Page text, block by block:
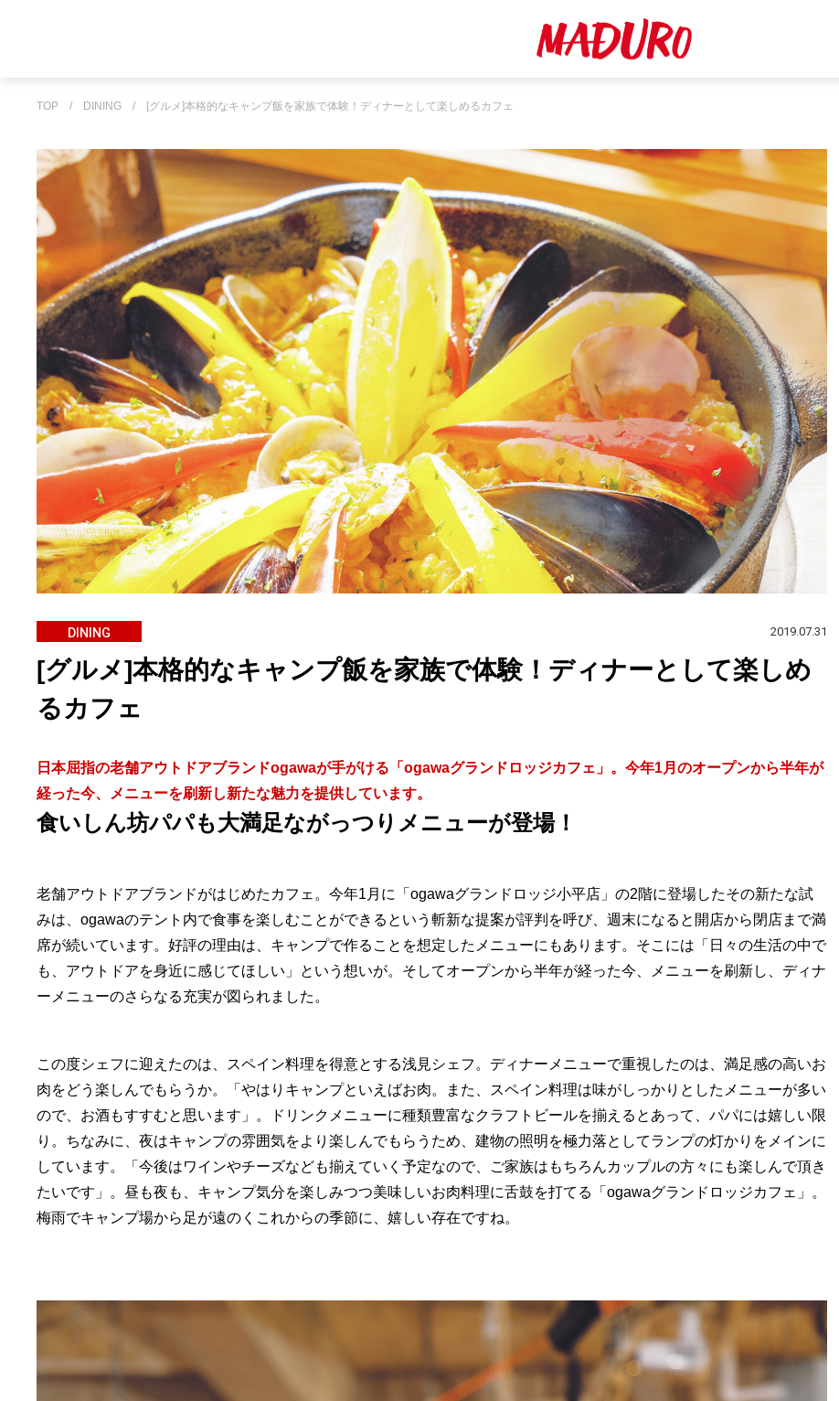
TOP / DINING / [グルメ]本格的なキャンプ飯を家族で体験！ディナーとして楽しめるカフェ
DINING 2019.07.31
[グルメ]本格的なキャンプ飯を家族で体験！ディナーとして楽しめ
るカフェ
日本屈指の老舗アウトドアブランドogawaが手がける「ogawaグランドロッジカフェ」。今年1月のオープンから半年が
経った今、メニューを刷新し新たな魅力を提供しています。
食いしん坊パパも大満足ながっつりメニューが登場！
老舗アウトドアブランドがはじめたカフェ。今年1月に「ogawaグランドロッジ小平店」の2階に登場したその新たな試
みは、ogawaのテント内で食事を楽しむことができるという斬新な提案が評判を呼び、週末になると開店から閉店まで満
席が続いています。好評の理由は、キャンプで作ることを想定したメニューにもあります。そこには「日々の生活の中で
も、アウトドアを身近に感じてほしい」という想いが。そしてオープンから半年が経った今、メニューを刷新し、ディナ
ーメニューのさらなる充実が図られました。
この度シェフに迎えたのは、スペイン料理を得意とする浅見シェフ。ディナーメニューで重視したのは、満足感の高いお
肉をどう楽しんでもらうか。「やはりキャンプといえばお肉。また、スペイン料理は味がしっかりとしたメニューが多い
ので、お酒もすすむと思います」。ドリンクメニューに種類豊富なクラフトビールを揃えるとあって、パパには嬉しい限
り。ちなみに、夜はキャンプの雰囲気をより楽しんでもらうため、建物の照明を極力落としてランプの灯かりをメインに
しています。「今後はワインやチーズなども揃えていく予定なので、ご家族はもちろんカップルの方々にも楽しんで頂き
たいです」。昼も夜も、キャンプ気分を楽しみつつ美味しいお肉料理に舌鼓を打てる「ogawaグランドロッジカフェ」。
梅雨でキャンプ場から足が遠のくこれからの季節に、嬉しい存在ですね。